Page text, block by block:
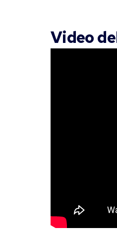
Video